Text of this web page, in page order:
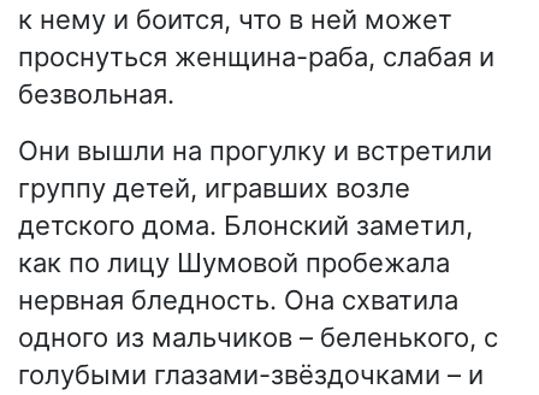
к нему и боится, что в ней может
проснуться женщина-раба, слабая и
безвольная.
Они вышли на прогулку и встретили
группу детей, игравших возле
детского дома. Блонский заметил,
как по лицу Шумовой пробежала
нервная бледность. Она схватила
одного из мальчиков – беленького, с
голубыми глазами-звёздочками – и